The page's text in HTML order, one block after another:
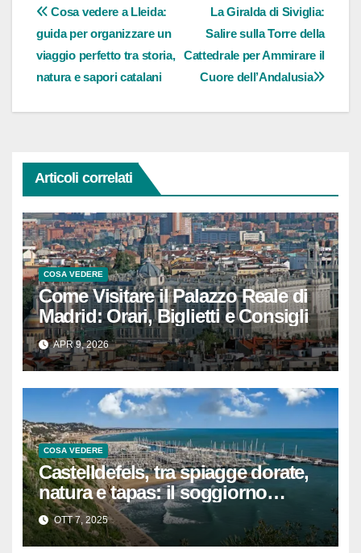
Navigazione
articoli
La Giralda di Siviglia:
Salire sulla Torre della
Cattedrale per Ammirare il
Cuore dell’Andalusia
Cosa vedere a Lleida:
guida per organizzare un
viaggio perfetto tra storia,
natura e sapori catalani
Articoli correlati
COSA VEDERE
Come Visitare il Palazzo Reale di
Madrid: Orari, Biglietti e Consigli
APR 9, 2026
COSA VEDERE
Castelldefels, tra spiagge dorate,
natura e tapas: il soggiorno
perfetto vicino a Barcellona
OTT 7, 2025